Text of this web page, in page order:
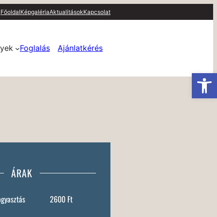
FőoldalKépgalériaAktualitásokKapcsolat
Foglalás Ajánlatkérés
ÁRAK
2600 Ft